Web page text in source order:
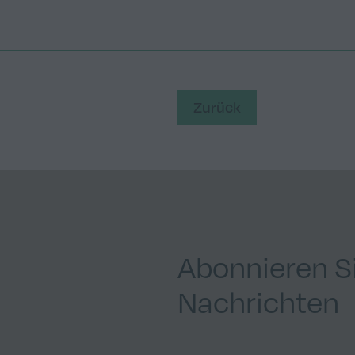
Abonnieren
Nachrichten